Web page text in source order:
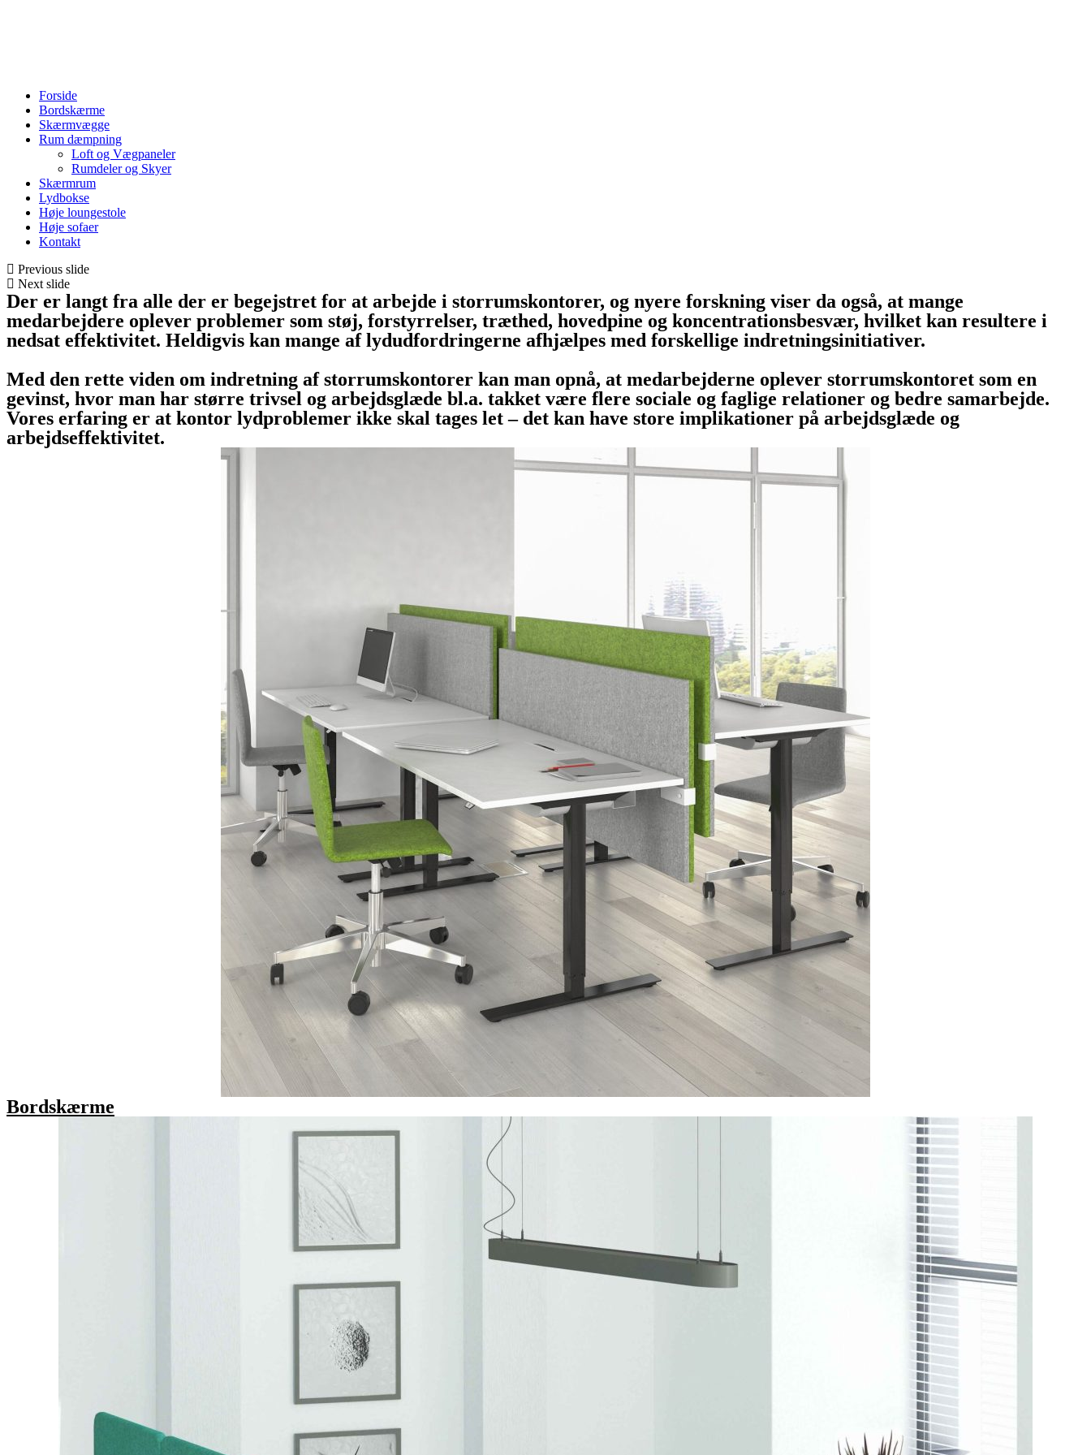
Menu
Forside
Bordskærme
Skærmvægge
Rum dæmpning
Loft og Vægpaneler
Rumdeler og Skyer
Skærmrum
Lydbokse
Høje loungestole
Høje sofaer
Kontakt
Previous slide
Next slide
Der er langt fra alle der er begejstret for at arbejde i storrumskontorer, og nyere forskning viser da også, at mange
medarbejdere oplever problemer som støj, forstyrrelser, træthed, hovedpine og koncentrationsbesvær, hvilket kan resultere i
nedsat effektivitet. Heldigvis kan mange af lydudfordringerne afhjælpes med forskellige indretningsinitiativer.
Med den rette viden om indretning af storrumskontorer kan man opnå, at medarbejderne oplever storrumskontoret som en
gevinst, hvor man har større trivsel og arbejdsglæde bl.a. takket være flere sociale og faglige relationer og bedre samarbejde.
Vores erfaring er at kontor lydproblemer ikke skal tages let – det kan have store implikationer på arbejdsglæde og
arbejdseffektivitet.
Bordskærme